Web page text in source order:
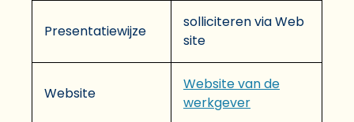
Presentatiewijze
solliciteren via Web
site
Website
Website van de
werkgever